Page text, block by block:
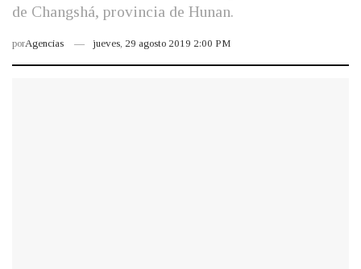
de Changshá, provincia de Hunan.
porAgencias jueves, 29 agosto 2019 2:00 PM